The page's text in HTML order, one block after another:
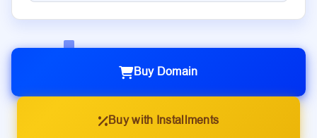
Buy Domain
Buy with Installments